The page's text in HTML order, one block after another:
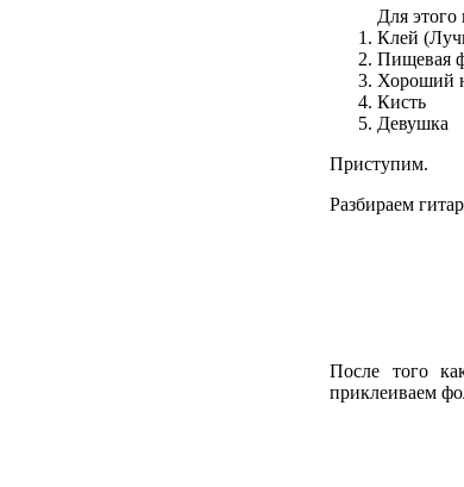
Для этого
Клей
Пищевая
Хороший
Кисть
Девушка
Приступим.
Разбираем
После того
приклеиваем